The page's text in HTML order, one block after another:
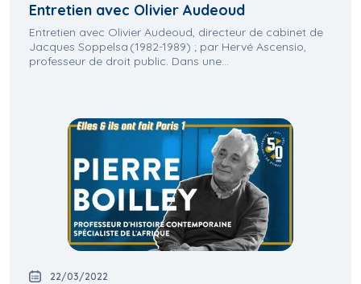
Entretien avec Olivier Audeoud
Entretien avec Olivier Audeoud, directeur de cabinet de
Jacques Soppelsa (1982-1989) ; par Hervé Ascensio,
professeur de droit public. Dans une...
22/03/2022